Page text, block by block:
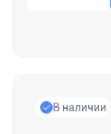
В наличии